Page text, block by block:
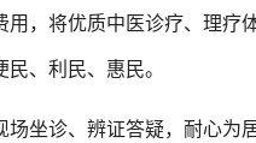
将优质中医诊疗、理疗
、利民、惠民。
诊、辨证答疑，耐心为